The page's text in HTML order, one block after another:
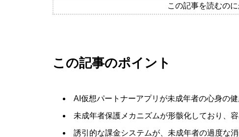
この記事を読むのに
この記事のポイント
AI仮想パートナーアプリが未成年者の心身の
未成年者保護メカニズムが形骸化しており、容
誘引的な課金システムが、未成年者の過度な消